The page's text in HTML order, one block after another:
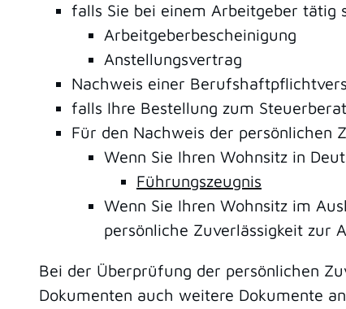
falls Sie bei einem Arbeitgeber tätig
Arbeitgeberbescheinigung
Anstellungsvertrag
Nachweis einer
falls Ihre Bestellung zum
Für den Nachweis der persönlichen
Wenn Sie Ihren Wohnsitz in
Führungszeugnis
Wenn Sie Ihren Wohnsitz im
persönliche Zuverlässigkeit zur
Bei der Überprüfung der persönlichen
Dokumenten auch weitere Dokumente